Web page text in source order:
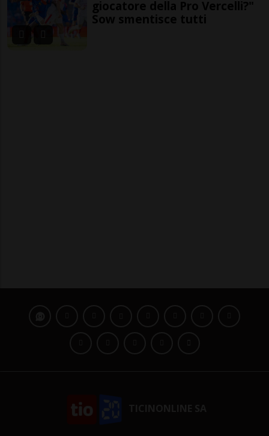
giocatore della Pro Vercelli?"
Sow smentisce tutti